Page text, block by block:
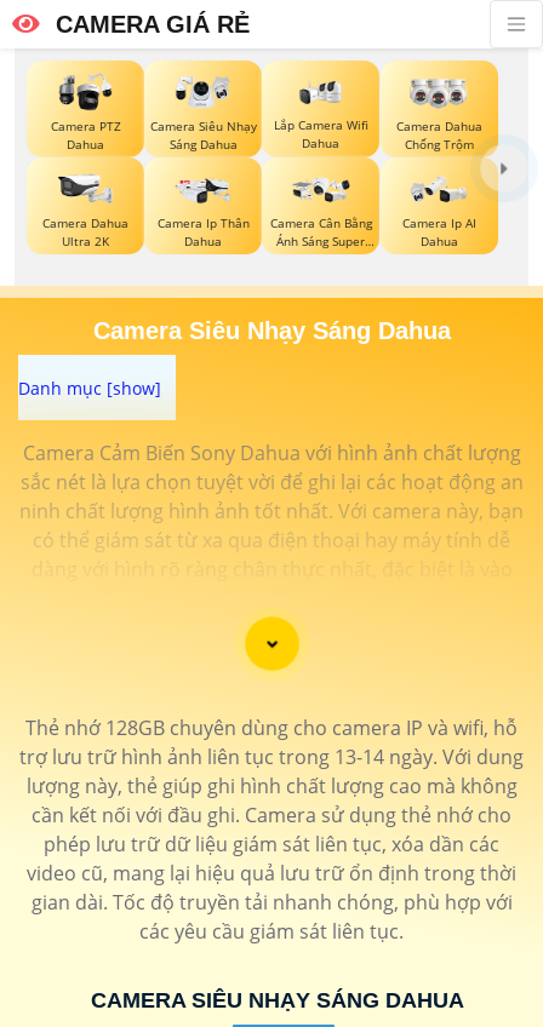
CAMERA GIÁ RẺ
Camera PTZ
Dahua
Camera Siêu Nhạy
Sáng Dahua
Lắp Camera Wifi
Dahua
Camera Dahua
Chống Trộm
Camera Dahua
Ultra 2K
Camera Ip Thân
Dahua
Camera Cân Bằng
Ánh Sáng Super
Adapt
Camera Ip AI
Dahua
Camera Siêu Nhạy Sáng Dahua
Camera Cảm Biến Sony Dahua với hình ảnh chất lượng
sắc nét là lựa chọn tuyệt vời để ghi lại các hoạt động an
ninh chất lượng hình ảnh tốt nhất. Với camera này, bạn
có thể giám sát từ xa qua điện thoại hay máy tính dễ
dàng với hình rõ ràng chân thực nhất, đặc biệt là vào
Thẻ nhớ 128GB chuyên dùng cho camera IP và wifi, hỗ
trợ lưu trữ hình ảnh liên tục trong 13-14 ngày. Với dung
lượng này, thẻ giúp ghi hình chất lượng cao mà không
cần kết nối với đầu ghi. Camera sử dụng thẻ nhớ cho
phép lưu trữ dữ liệu giám sát liên tục, xóa dần các
video cũ, mang lại hiệu quả lưu trữ ổn định trong thời
gian dài. Tốc độ truyền tải nhanh chóng, phù hợp với
các yêu cầu giám sát liên tục.
CAMERA SIÊU NHẠY SÁNG DAHUA